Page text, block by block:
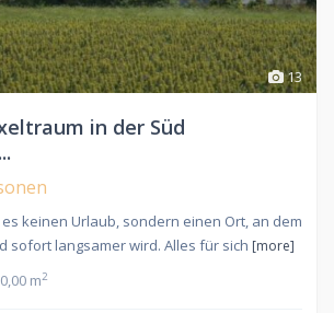
13
in der Süd
keinen Urlaub, sondern einen Ort, an dem
sofort langsamer wird. Alles für sich [more]
m2